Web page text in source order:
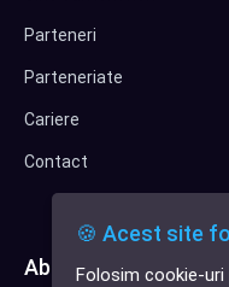
Parteneri
Parteneriate
Cariere
Contact
Abonează-te la
🍪 Acest site
Folosim cookie-